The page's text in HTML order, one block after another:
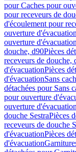
pour Caches pour
pour receveurs de
d'écoulement pour
ouverture d'évacuation
ouverture d'évacuation
douche, d90Pièces
receveurs de douche,
d'évacuationPièces
d'évacuationSans
détachées pour Sans
pour ouverture
ouverture d'évacuation
douche SestraPièces
receveurs de douche
d'évacuationPièces
d'évacuation